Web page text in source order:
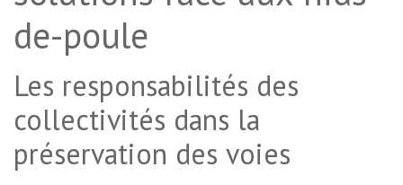
de-poule
Les responsabilités des
collectivités dans la
préservation des voies